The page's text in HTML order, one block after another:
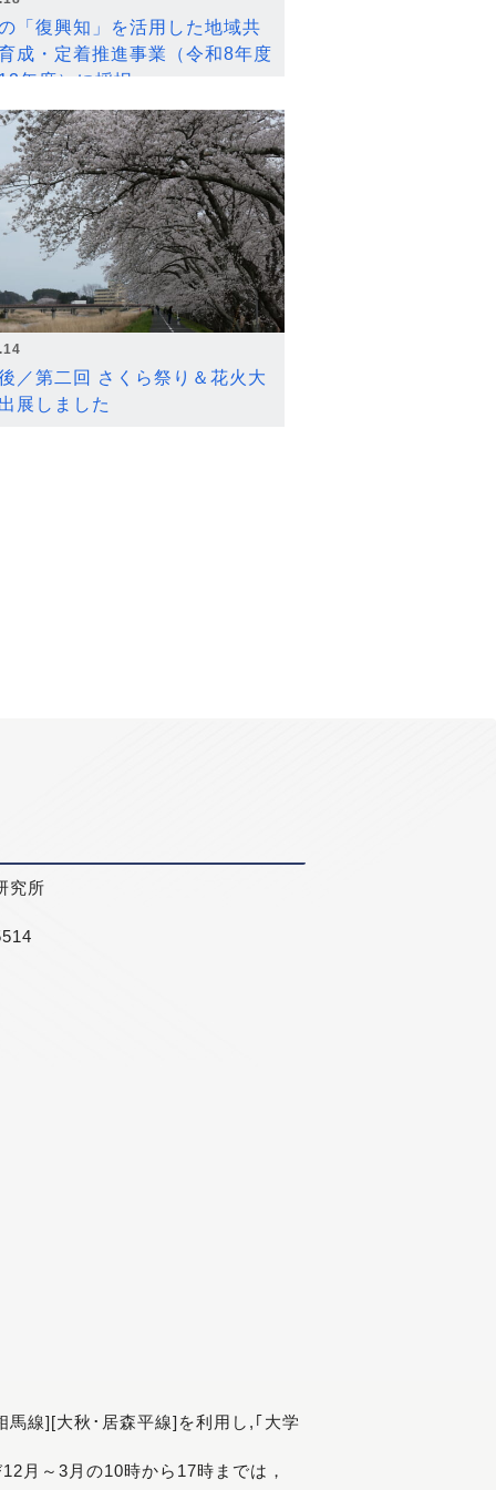
「復興知」を活用した地域共
成・定着推進事業（令和8年度
年度）に採択
／第二回 さくら祭り＆花火大
展しました
究所
線][大秋･居森平線]を利用し,｢大学
月～3月の10時から17時までは，